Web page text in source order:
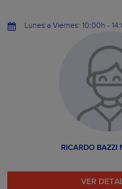
Lunes a Viernes: 10:00h -
RICARDO BAZZI
VER